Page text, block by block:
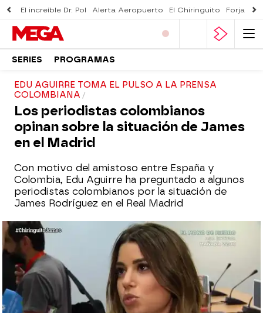
El increíble Dr. Pol Alerta Aeropuerto El Chiringuito Forjado
SERIES PROGRAMAS
EDU AGUIRRE TOMA EL PULSO A LA PRENSA
COLOMBIANA
Los periodistas colombianos
opinan sobre la situación de James
en el Madrid
Con motivo del amistoso entre España y
Colombia, Edu Aguirre ha preguntado a algunos
periodistas colombianos por la situación de
James Rodríguez en el Real Madrid
mega